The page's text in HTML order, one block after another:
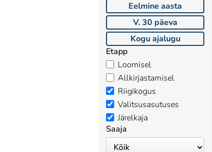
Eelmine aasta
V. 30 päeva
Kogu ajalugu
Etapp
Loomisel
Allkirjastamisel
Riigikogus
Valitsusasutuses
Järelkaja
Saaja